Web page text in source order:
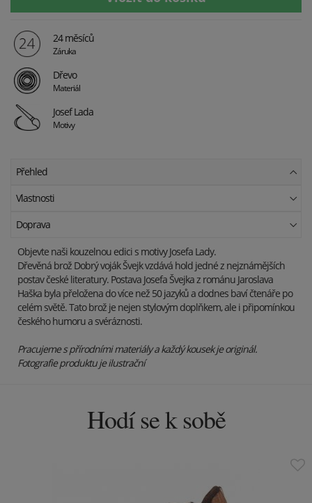
24 měsíců
Záruka
Dřevo
Materiál
Josef Lada
Motivy
Přehled
Vlastnosti
Doprava
Objevte naši kouzelnou edici s motivy Josefa Lady.
Dřevěná brož Dobrý voják Švejk vzdává hold jedné z nejznámějších
postav české literatury. Postava Josefa Švejka z románu Jaroslava
Haška byla přeložena do více než 50 jazyků a dodnes baví čtenáře po
celém světě. Tato brož je nejen stylovým doplňkem, ale i připomínkou
českého humoru a svéráznosti.
Pracujeme s přírodními materiály a každý kousek je originál.
Fotografie produktu je ilustrační
Hodí se k sobě